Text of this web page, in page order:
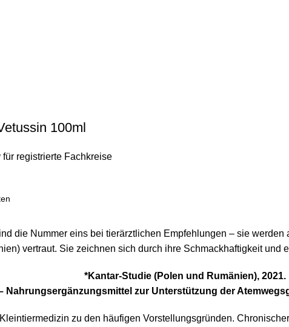
100ml
für registrierte Fachkreise
die Nummer eins bei tierärztlichen Empfehlungen – sie
vertraut. Sie zeichnen sich durch ihre Schmackhaftigkeit und
*Kantar-Studie (Polen und Rumänien), 2021.
Nahrungsergänzungsmittel zur Unterstützung der
zu den häufigen Vorstellungsgründen.